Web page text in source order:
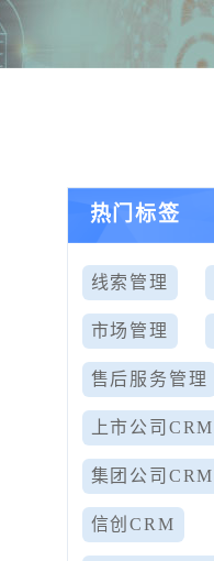
热门标签
线索管理
市场管理
售后服务管理
上市公司CRM
集团公司CRM
信创CRM